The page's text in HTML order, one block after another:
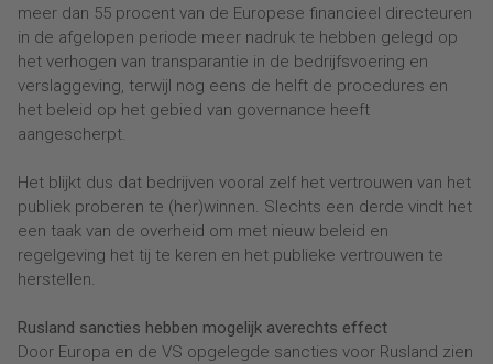
meer dan 55 procent van de Europese financieel directeuren
in de afgelopen periode meer nadruk te hebben gelegd op
het verhogen van transparantie in de bedrijfsvoering en
verslaggeving, terwijl nog eens de helft de procedures en
het beleid op het gebied van governance heeft
aangescherpt.
Het blijkt dus dat bedrijven vooral zelf het vertrouwen van het
publiek proberen te (her)winnen. Slechts een derde vindt het
een taak van de overheid om met nieuw beleid en
regelgeving het tij te keren en het publieke vertrouwen te
herstellen.
Rusland sancties hebben mogelijk averechts effect
Door Europa en de VS opgelegde sancties voor Rusland zien